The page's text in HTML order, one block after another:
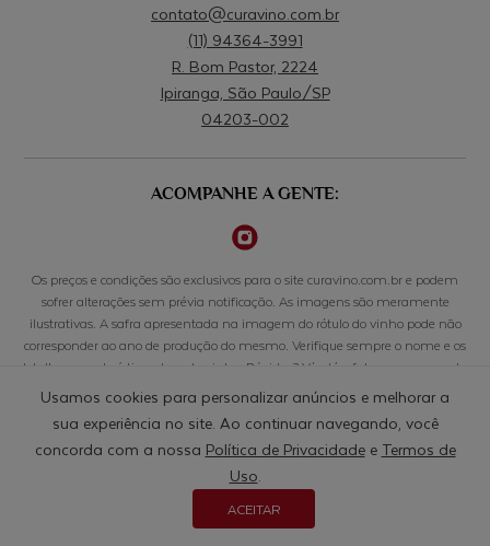
Usamos cookies para personalizar anúncios e melhorar a
sua experiência no site. Ao continuar navegando, você
concorda com a nossa Política de Privacidadee Termos de
Uso.
ACEITAR
contato@curavino.com.br
(11) 94364-3991
R. Bom Pastor, 2224
Ipiranga, São Paulo/SP
04203-002
ACOMPANHE A GENTE:
Os preços e condições são exclusivos para o site curavino.com.br e podem
sofrer alterações sem prévia notificação. As imagens são meramente
ilustrativas. A safra apresentada na imagem do rótulo do vinho pode não
corresponder ao ano de produção do mesmo. Verifique sempre o nome e os
detalhes características de cada vinho. Dúvidas? Vá até o fale conosco para ter
acesso aos canais de comunicação. Beba com responsabilidade. Se beber não
dirija. A venda de bebidas alcoólicas é proibida para menores de 18 anos.
© CURAVINO COMERCIO DE BEBIDAS LTDA - 50.033.803/0001-10 - RUA BOM PASTOR, 2224, CONJ